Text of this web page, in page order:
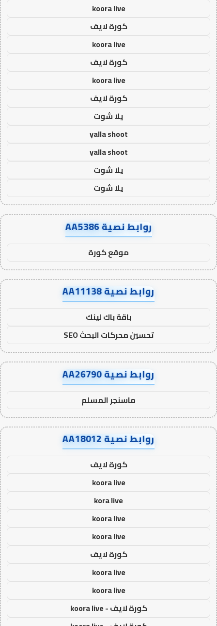
koora live
كورة لايف
koora live
كورة لايف
koora live
كورة لايف
يلا شوت
yalla shoot
yalla shoot
يلا شوت
يلا شوت
روابط نصية AA5386
موقع كورة
روابط نصية AA11138
باقة باك لينك
تحسين محركات البحث SEO
روابط نصية AA26790
ماسنجر المسلم
روابط نصية AA18012
كورة لايف
koora live
kora live
koora live
koora live
كورة لايف
koora live
koora live
كورة لايف - koora live